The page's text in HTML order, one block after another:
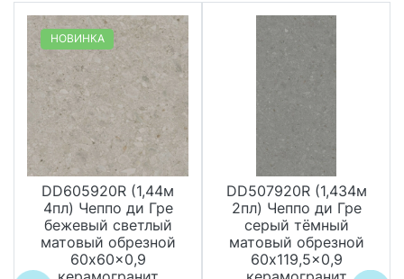
НОВИНКА
DD605920R (1,44м
4пл) Чеппо ди Гре
бежевый светлый
матовый обрезной
60x60x0,9
DD507920R (1,434м
2пл) Чеппо ди Гре
серый тёмный
матовый обрезной
60x119,5x0,9